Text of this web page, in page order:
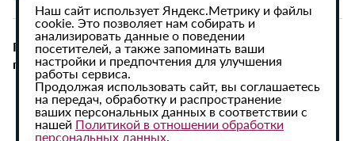
При использовании материалов сайта активная
гиперссылка на ИА «Регион 64» обязательна.
Наш сайт использует Яндекс.Метрику и файлы
cookie. Это позволяет нам собирать и
анализировать данные о поведении
посетителей, а также запоминать ваши
настройки и предпочтения для улучшения
работы сервиса.
Продолжая использовать сайт, вы соглашаетесь
на передач, обработку и распространение
ваших персональных данных в соответствии с
нашей Политикой в отношении обработки
персональных данных.